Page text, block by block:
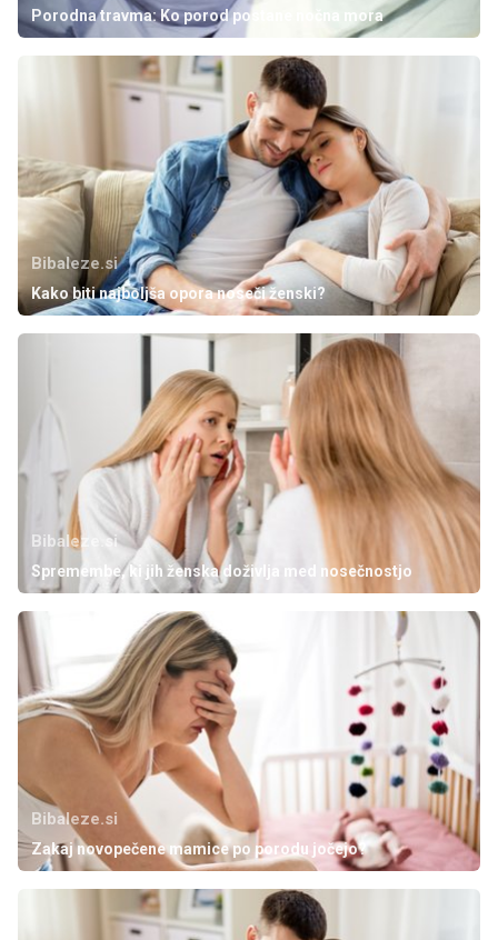
Porodna travma: Ko porod postane nočna mora
Bibaleze.si
Kako biti najboljša opora noseči ženski?
Bibaleze.si
Spremembe, ki jih ženska doživlja med nosečnostjo
Bibaleze.si
Zakaj novopečene mamice po porodu jočejo?